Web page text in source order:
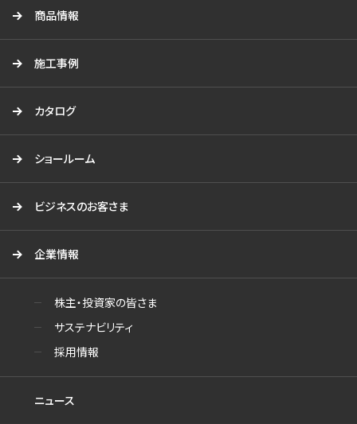
商品情報
施工事例
カタログ
ショールーム
ビジネスのお客さま
企業情報
株主・投資家の皆さま
サステナビリティ
採用情報
ニュース